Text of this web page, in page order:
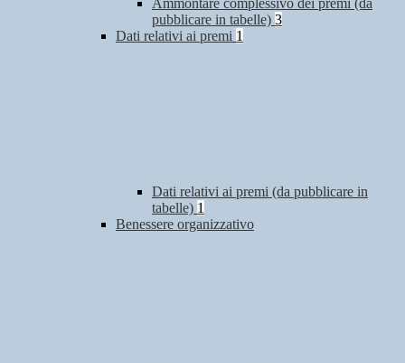
Ammontare complessivo dei premi (da
pubblicare in tabelle) 3
Dati relativi ai premi 1
Dati relativi ai premi (da pubblicare in
tabelle) 1
Benessere organizzativo